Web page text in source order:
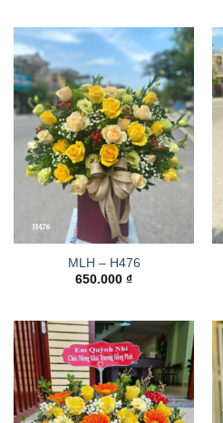
MLH – H476
650.000 ₫